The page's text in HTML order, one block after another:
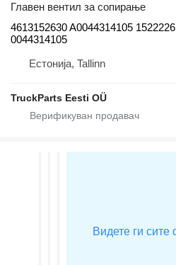
Главен вентил за сопирање
4613152630 A0044314105 1522226
0044314105
Естонија, Tallinn
TruckParts Eesti OÜ